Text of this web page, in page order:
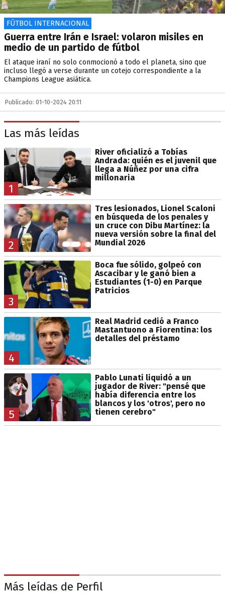
FÚTBOL INTERNACIONAL
Guerra entre Irán e Israel: volaron misiles en
medio de un partido de fútbol
El ataque iraní no solo conmocionó a todo el planeta, sino que
incluso llegó a verse durante un cotejo correspondiente a la
Champions League asiática.
Publicado: 01-10-2024 20:11
Las más leídas
1
River oficializó a Tobías
Andrada: quién es el juvenil que
llega a Núñez por una cifra
millonaria
2
Tres lesionados, Lionel Scaloni
en búsqueda de los penales y
un cruce con Dibu Martínez: la
nueva versión sobre la final del
Mundial 2026
3
Boca fue sólido, golpeó con
Ascacibar y le ganó bien a
Estudiantes (1-0) en Parque
Patricios
4
Real Madrid cedió a Franco
Mastantuono a Fiorentina: los
detalles del préstamo
5
Pablo Lunati liquidó a un
jugador de River: "pensé que
había diferencia entre los
blancos y los 'otros', pero no
tienen cerebro"
Más leídas de Perfil